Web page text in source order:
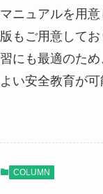
マニュアルを用
版もご用意して
習にも最適のた
よい安全教育が可
COLUMN